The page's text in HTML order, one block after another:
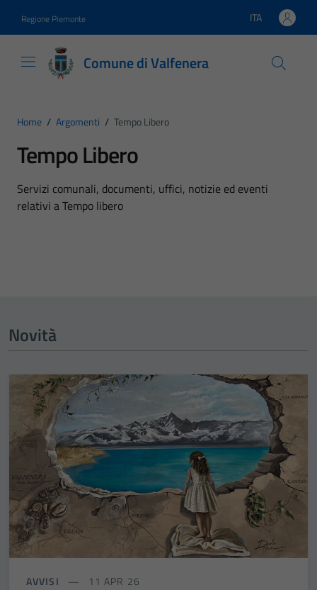
Regione Piemonte Lingua attiva:
ITA
Comune di Valfenera
Home / Argomenti / Tempo Libero
Tempo Libero
Dettagli dell'argomento
Servizi comunali, documenti, uffici, notizie ed eventi
relativi a Tempo libero
Novità
AVVISI 11 APR 26